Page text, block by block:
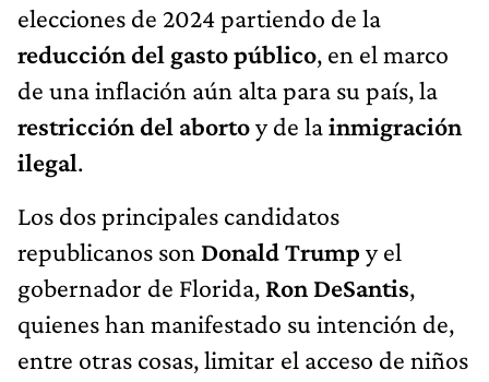
elecciones de 2024 partiendo de la
reducción del gasto público, en el marco
de una inflación aún alta para su país, la
restricción del abortoy de lainmigración
ilegal.
Los dos principales candidatos
republicanos son Donald Trump y el
gobernador de Florida, Ron DeSantis,
quienes han manifestado su intención de,
entre otras cosas, limitar el acceso de niños